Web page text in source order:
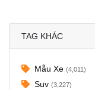
TAG KHÁC
Mẫu Xe (4,011)
Suv (3,227)